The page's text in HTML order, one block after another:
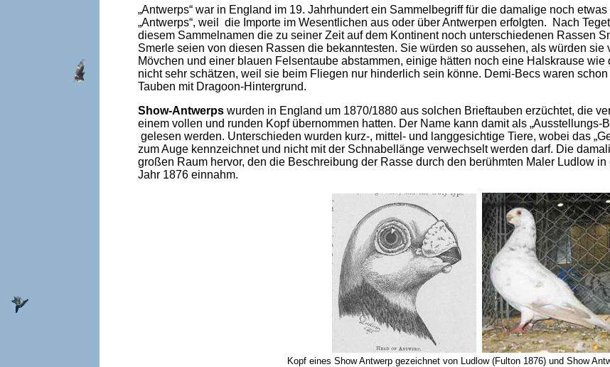
„Antwerps“ war in England im 19. Jahrhundert ein Sammelbegriff für die damalige noch
„Antwerps“, weil die Importe im Wesentlichen aus oder über Antwerpen erfolgten. Nach
diesem Sammelnamen die zu seiner Zeit auf dem Kontinent noch unterschiedenen Rassen
Smerle seien von diesen Rassen die bekanntesten. Sie würden so aussehen, als würden
Mövchen und einer blauen Felsentaube abstammen, einige hätten noch eine Halskrause
nicht sehr schätzen, weil sie beim Fliegen nur hinderlich sein könne. Demi-Becs waren
Tauben mit Dragoon-Hintergrund.
Show-Antwerps wurden in England um 1870/1880 aus solchen Brieftauben erzüchtet, die
einem vollen und runden Kopf übernommen hatten. Der Name kann damit als „Ausstellungs-
gelesen werden. Unterschieden wurden kurz-, mittel- und langgesichtige Tiere, wobei das
zum Auge kennzeichnet und nicht mit der Schnabellänge verwechselt werden darf. Die
großen Raum hervor, den die Beschreibung der Rasse durch den berühmten Maler Ludlow
Jahr 1876 einnahm.
Kopf eines Show Antwerp gezeichnet von Ludlow (Fulton 1876) und Show